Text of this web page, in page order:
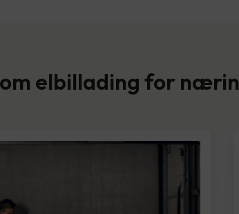
om elbillading for